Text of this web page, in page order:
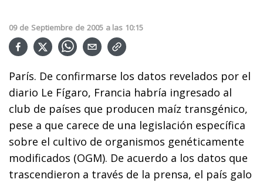
09 de Septiembre de 2005 a las 10:15
París. De confirmarse los datos revelados por el
diario Le Fígaro, Francia habría ingresado al
club de países que producen maíz transgénico,
pese a que carece de una legislación específica
sobre el cultivo de organismos genéticamente
modificados (OGM). De acuerdo a los datos que
trascendieron a través de la prensa, el país galo